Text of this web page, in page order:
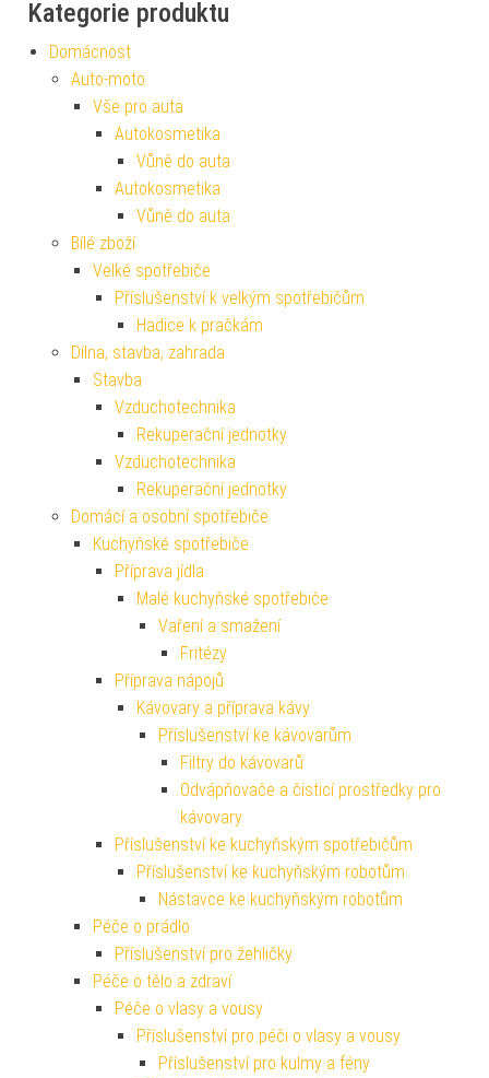
Kategorie produktu
Domácnost
Auto-moto
Vše pro auta
Autokosmetika
Vůně do auta
Autokosmetika
Vůně do auta
Bílé zboží
Velké spotřebiče
Příslušenství k velkým spotřebičům
Hadice k pračkám
Dílna, stavba, zahrada
Stavba
Vzduchotechnika
Rekuperační jednotky
Vzduchotechnika
Rekuperační jednotky
Domácí a osobní spotřebiče
Kuchyňské spotřebiče
Příprava jídla
Malé kuchyňské spotřebiče
Vaření a smažení
Fritézy
Příprava nápojů
Kávovary a příprava kávy
Příslušenství ke kávovarům
Filtry do kávovarů
Odvápňovače a čisticí prostředky pro
kávovary
Příslušenství ke kuchyňským spotřebičům
Příslušenství ke kuchyňským robotům
Nástavce ke kuchyňským robotům
Péče o prádlo
Příslušenství pro žehličky
Péče o tělo a zdraví
Péče o vlasy a vousy
Příslušenství pro péči o vlasy a vousy
Příslušenství pro kulmy a fény